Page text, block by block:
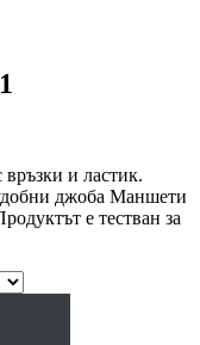
и ластик.
джоба Маншети
е тестван за